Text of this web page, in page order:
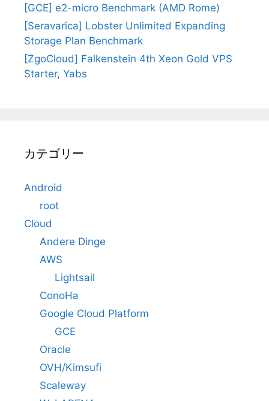
[GCE] e2-micro Benchmark (AMD Rome)
[Seravarica] Lobster Unlimited Expanding
Storage Plan Benchmark
[ZgoCloud] Falkenstein 4th Xeon Gold VPS
Starter, Yabs
カテゴリー
Android
root
Cloud
Andere Dinge
AWS
Lightsail
ConoHa
Google Cloud Platform
GCE
Oracle
OVH/Kimsufi
Scaleway